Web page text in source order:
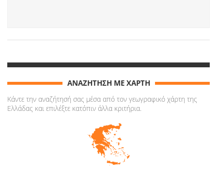
ΑΝΑΖΗΤΗΣΗ ΜΕ ΧΑΡΤΗ
Κάντε την αναζήτησή σας μέσα από τον γεωγραφικό χάρτη της
Ελλάδας και επιλέξτε κατόπιν άλλα κριτήρια.